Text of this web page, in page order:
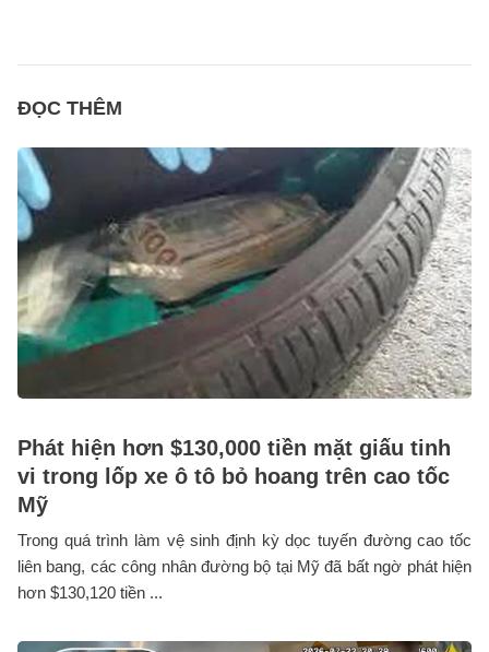
ĐỌC THÊM
Phát hiện hơn $130,000 tiền mặt giấu tinh
vi trong lốp xe ô tô bỏ hoang trên cao tốc
Mỹ
Trong quá trình làm vệ sinh định kỳ dọc tuyến đường cao tốc
liên bang, các công nhân đường bộ tại Mỹ đã bất ngờ phát hiện
hơn $130,120 tiền ...